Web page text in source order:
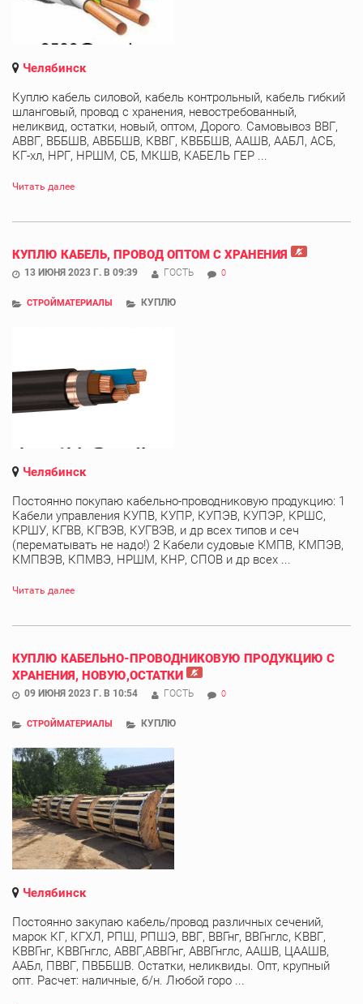
Челябинск
Куплю кабель силовой, кабель контрольный, кабель гибкий
шланговый, провод с хранения, невостребованный,
неликвид, остатки, новый, оптом, Дорого. Самовывоз ВВГ,
АВВГ, ВББШВ, АВББШВ, КВВГ, КВББШВ, ААШВ, ААБЛ, АСБ,
КГ-хл, НРГ, НРШМ, СБ, МКШВ, КАБЕЛЬ ГЕР ...
Читать далее
КУПЛЮ КАБЕЛЬ, ПРОВОД ОПТОМ С ХРАНЕНИЯ
13 ИЮНЯ 2023 Г. В 09:39 ГОСТЬ 0
СТРОЙМАТЕРИАЛЫ КУПЛЮ
Челябинск
Постоянно покупаю кабельно-проводниковую продукцию: 1
Кабели управления КУПВ, КУПР, КУПЭВ, КУПЭР, КРШС,
КРШУ, КГВВ, КГВЭВ, КУГВЭВ, и др всех типов и сеч
(перематывать не надо!) 2 Кабели судовые КМПВ, КМПЭВ,
КМПВЭВ, КПМВЭ, НРШМ, КНР, СПОВ и др всех ...
Читать далее
КУПЛЮ КАБЕЛЬНО-ПРОВОДНИКОВУЮ ПРОДУКЦИЮ С
ХРАНЕНИЯ, НОВУЮ,ОСТАТКИ
09 ИЮНЯ 2023 Г. В 10:54 ГОСТЬ 0
СТРОЙМАТЕРИАЛЫ КУПЛЮ
Челябинск
Постоянно закупаю кабель/провод различных сечений,
марок КГ, КГХЛ, РПШ, РПШЭ, ВВГ, ВВГнг, ВВГнглс, КВВГ,
КВВГнг, КВВГнглс, АВВГ,АВВГнг, АВВГнглс, ААШВ, ЦААШВ,
ААБл, ПВВГ, ПВББШВ. Остатки, неликвиды. Опт, крупный
опт. Расчет: наличные, б/н. Любой горо ...